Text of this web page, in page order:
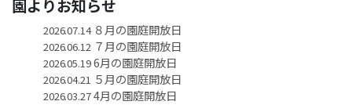
園よりお知らせ
2026.07.14８月の園庭開放日
2026.06.12 ７月の園庭開放日
2026.05.196月の園庭開放日
2026.04.21 ５月の園庭開放日
2026.03.274月の園庭開放日